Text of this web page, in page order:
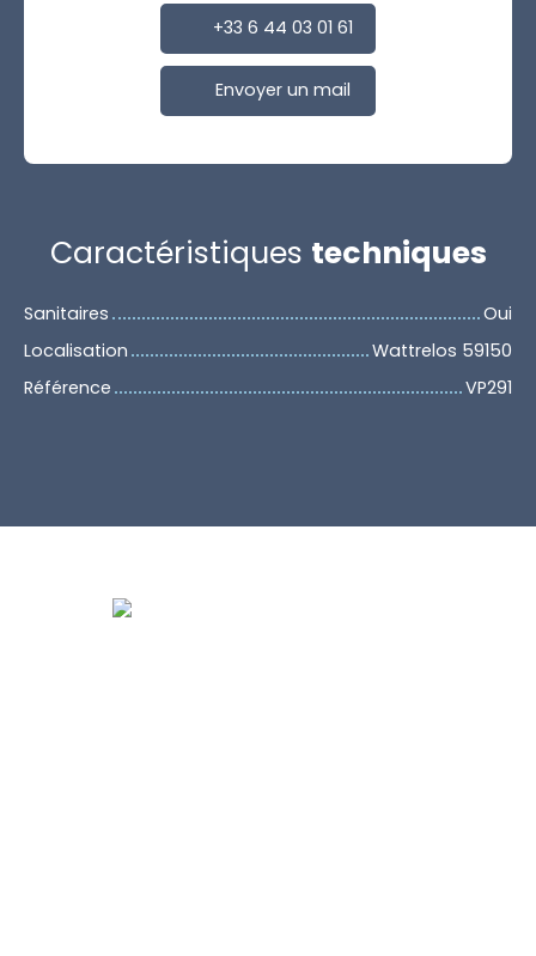
+33 6 44 03 01 61
Envoyer un mail
Caractéristiques techniques
Sanitaires
Oui
Localisation
Wattrelos 59150
Référence
VP291